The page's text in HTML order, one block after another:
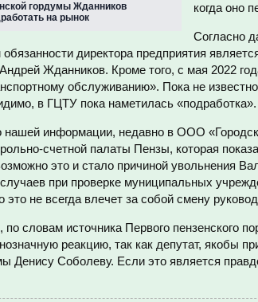
гордумы Жданников
на рынок
когда оно
Согласно
директора предприятия
Жданников. Кроме того, с мая 2022
обслуживанию». Пока не
в ГЦТУ пока наметилась «подработка».
нашей информации, недавно в ООО
счетной палаты Пензы, которая
это и стало причиной увольнения
при проверке муниципальных
не всегда влечет за собой смену
по словам источника Первого пензенского
реакцию, так как депутат, якобы
Денису Соболеву. Если это является